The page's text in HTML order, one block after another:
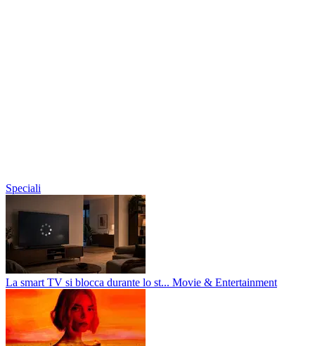
Speciali
La smart TV si blocca durante lo st... Movie & Entertainment